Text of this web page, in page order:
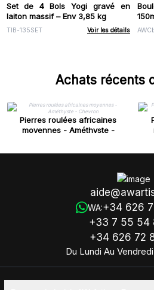
Set de 4 Bols Yogi gravé en
laiton massif – Env 3,85 kg
TIB-135SET Voir les détails
Achats récents
Pierres roulées africaines
moyennes - Améthyste -
WA:+34 626
+33 7 55 54
+34 626 72
Du Lundi Au